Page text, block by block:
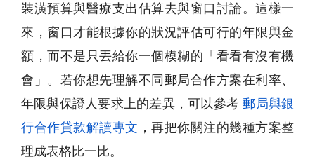
裝潢預算與醫療支出估算去與窗口討論。這樣一
來，窗口才能根據你的狀況評估可行的年限與金
額，而不是只丟給你一個模糊的「看看有沒有機
會」。若你想先理解不同郵局合作方案在利率、
年限與保證人要求上的差異，可以參考 郵局與銀
行合作貸款解讀專文 ，再把你關注的幾種方案整
理成表格比一比。